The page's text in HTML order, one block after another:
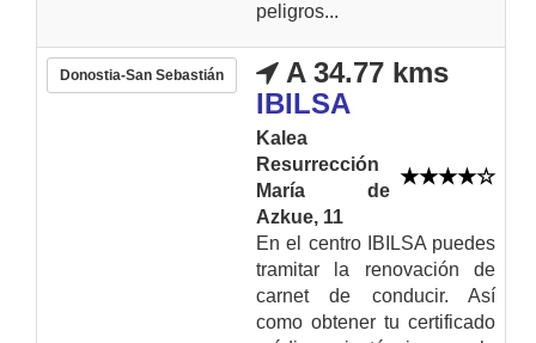
peligros...
Donostia-San Sebastián
A 34.77 kms
IBILSA
Kalea
Resurrección
María de
Azkue, 11
En el centro IBILSA puedes
tramitar la renovación de
carnet de conducir. Así
como obtener tu certificado